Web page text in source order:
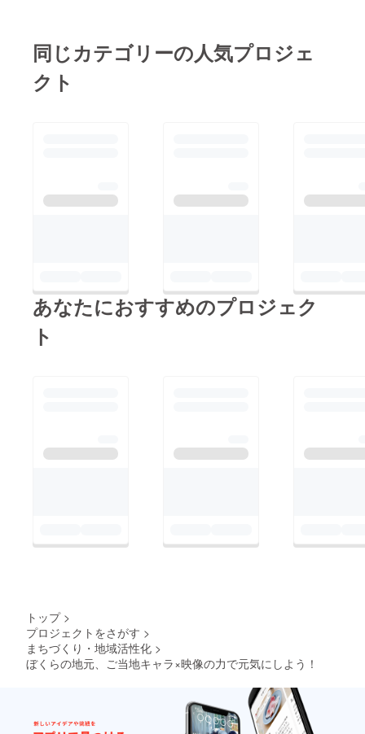
ション映像を上映する
「観光映像上映会」と
形で６月１３日に行っ
らに、開催会場も「弊
社大会議室」から、あ
グレードアップも決
アップしていますの
させていただきますの
で、ぜひみなさまのご
支援、ご指示をお願い
同じカテゴリーの人気プロジェ
クト
あなたにおすすめのプロジェク
ト
トップ >
プロジェクトをさがす >
まちづくり・地域活性化 >
ぼくらの地元、ご当地キャラ×映像の力で元気にしよう！